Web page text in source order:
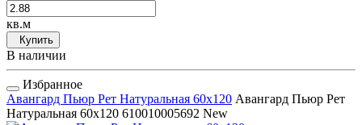
кв.м
Купить
В наличии
Избранное
Авангард Пьюр Рет Натуральная 60x120 Авангард Пьюр Рет
Натуральная 60x120 610010005692 New